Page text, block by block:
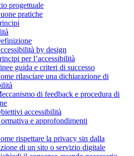
progettuale
pratiche
by design
per l’accessibilità
guida e criteri di successo
rilasciare una dichiarazione di
di feedback e procedura di
accessibilità
e approfondimenti
rispettare la privacy sin dalla
di un sito o servizio digitale